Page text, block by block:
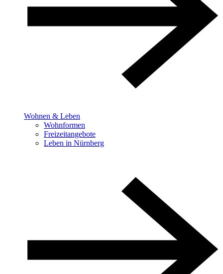
Wohnen & Leben
Wohnformen
Freizeitangebote
Leben in Nürnberg